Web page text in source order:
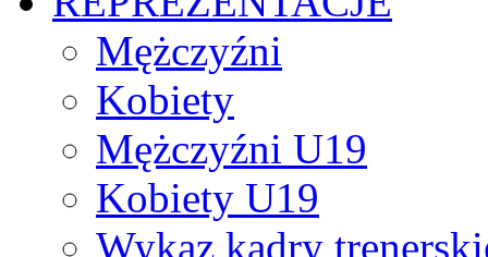
Mężczyźni
Kobiety
Mężczyźni U19
Kobiety U19
Wykaz kadry